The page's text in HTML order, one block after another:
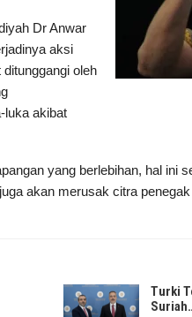
Dr Anwar
aksi
oleh
luka akibat
yang berlebihan, hal ini
akan merusak citra
Turki